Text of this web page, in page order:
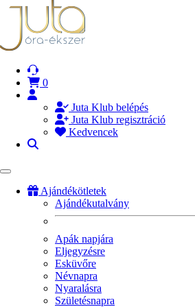
0
Juta Klub belépés
Juta Klub regisztráció
Kedvencek
Ajándékötletek
Ajándékutalvány
Apák napjára
Eljegyzésre
Esküvőre
Névnapra
Nyaralásra
Születésnapra